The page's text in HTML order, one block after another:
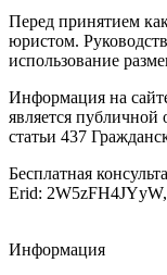
Перед принятием
юристом.
использование
Информация на
является
статьи 437
Бесплатная
Erid:
Информация